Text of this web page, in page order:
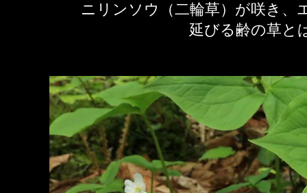
ニリンソウ（二輪草）が咲き、
延びる齢の草と